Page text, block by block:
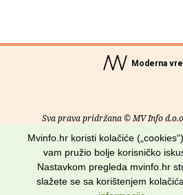
Moderna
Sva prava pridržana © MV Info
Uvjeti
Potraži nas na:
Mvinfo.hr koristi kolačiće
vam pružio bolje korisničko
Nastavkom pregleda mvinfo.hr
slažete se sa korištenjem